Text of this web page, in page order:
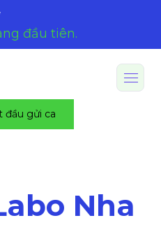
đầu tiên.
đầu gửi ca
Nha